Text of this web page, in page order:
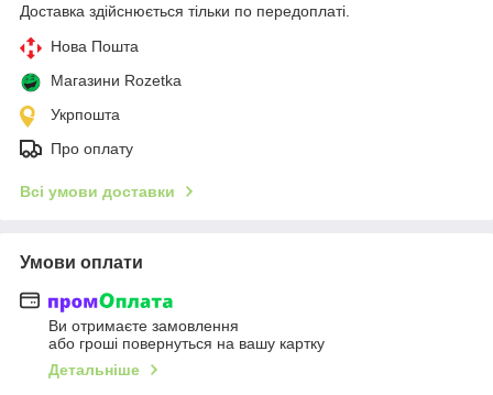
Доставка здійснюється тільки по передоплаті.
Нова Пошта
Магазини Rozetka
Укрпошта
Про оплату
Всі умови доставки
Умови оплати
Ви отримаєте замовлення
або гроші повернуться на вашу картку
Детальніше